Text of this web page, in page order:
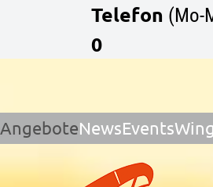
Telefon (Mo-
0
AngeboteNewsEvents